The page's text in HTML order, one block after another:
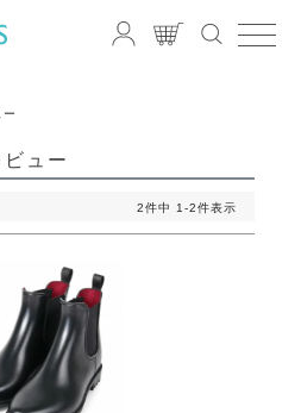
ュー
2件中 1-2件表示